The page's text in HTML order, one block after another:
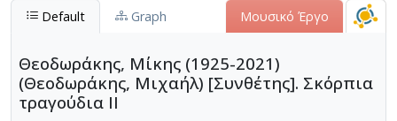
Default Graph Μουσικό Έργο
Θεοδωράκης, Μίκης (1925-2021)
(Θεοδωράκης, Μιχαήλ) [Συνθέτης]. Σκόρπια
τραγούδια II